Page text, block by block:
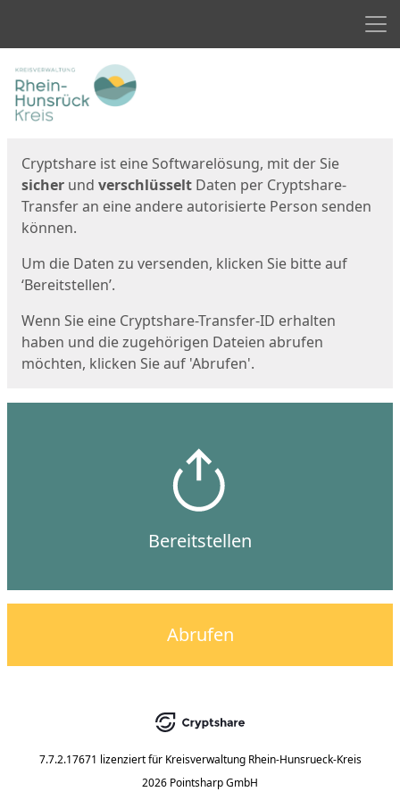
Start
Cryptshare ist eine Softwarelösung, mit der Sie
sicher und verschlüsselt Daten per Cryptshare-
Transfer an eine andere autorisierte Person senden
können.
Um die Daten zu versenden, klicken Sie bitte auf
‘Bereitstellen’.
Wenn Sie eine Cryptshare-Transfer-ID erhalten
haben und die zugehörigen Dateien abrufen
möchten, klicken Sie auf 'Abrufen'.
Bereitstellen
Abrufen
7.7.2.17671 lizenziert für Kreisverwaltung Rhein-Hunsrueck-Kreis
2026 Pointsharp GmbH